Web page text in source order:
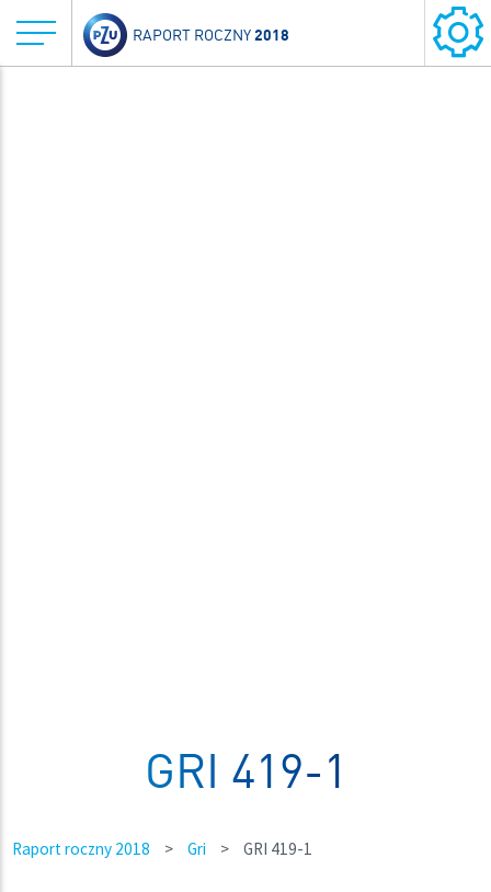
RAPORT ROCZNY2018
GRI 419-1
Raport roczny 2018 > Gri > GRI 419-1